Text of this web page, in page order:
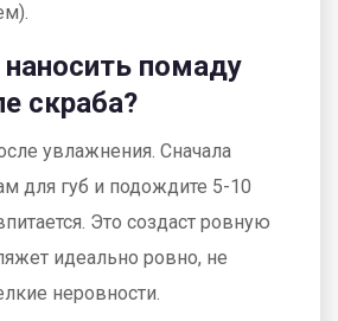
помаду
скраба?
увлажнения. Сначала
для губ и подождите 5-10
Это создаст ровную
идеально ровно, не
неровности.